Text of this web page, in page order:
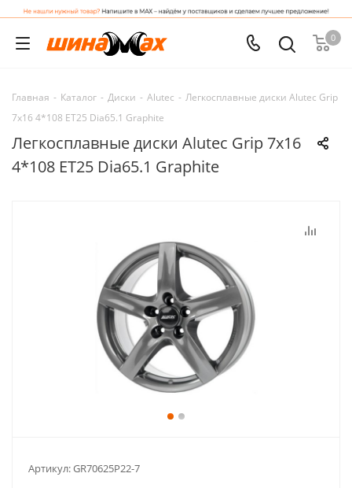
0
Главная - Каталог - Диски - Alutec - Легкосплавные диски Alutec Grip
7x16 4*108 ET25 Dia65.1 Graphite
Легкосплавные диски Alutec Grip 7x16
4*108 ET25 Dia65.1 Graphite
Артикул:GR70625P22-7